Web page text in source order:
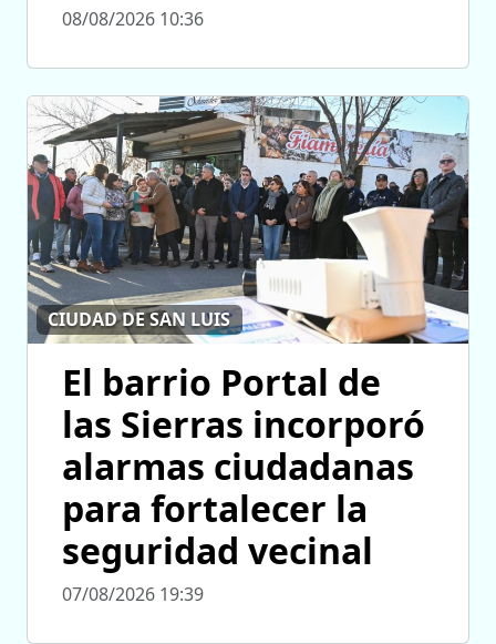
08/08/2026 10:36
CIUDAD DE SAN LUIS
El barrio Portal de
las Sierras incorporó
alarmas ciudadanas
para fortalecer la
seguridad vecinal
07/08/2026 19:39